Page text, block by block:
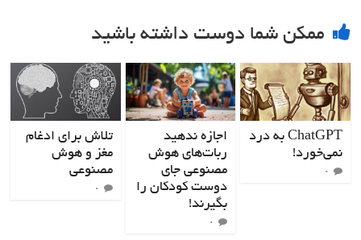
ممکن شما دوست داشته باشید
ChatGPT به درد
نمی‌خورد!
۰
اجازه ندهید
ربات‌های هوش
مصنوعی جای
دوست کودکان را
بگیرند!
۰
تلاش برای ادغام
مغز و هوش
مصنوعی
۰